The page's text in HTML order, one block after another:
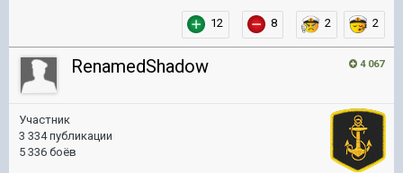
12 8 2 2
4 067
RenamedShadow
Участник
3 334 публикации
5 336 боёв